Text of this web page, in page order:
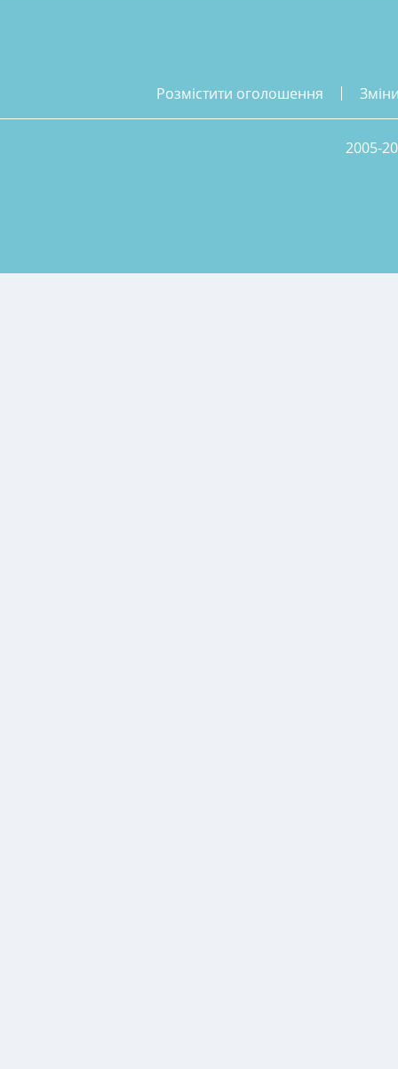
розмістити оголошення
2005-